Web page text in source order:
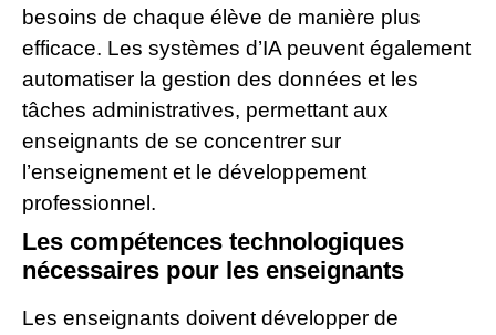
besoins de chaque élève de manière plus
efficace. Les systèmes d’IA peuvent également
automatiser la gestion des données et les
tâches administratives, permettant aux
enseignants de se concentrer sur
l’enseignement et le développement
professionnel.
Les compétences technologiques
nécessaires pour les enseignants
Les enseignants doivent développer de